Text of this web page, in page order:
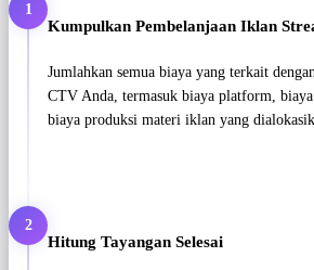
1
Kumpulkan Pembelanjaan Iklan
Jumlahkan semua biaya yang terkait
CTV Anda, termasuk biaya platform,
biaya produksi materi iklan yang
2
Hitung Tayangan Selesai